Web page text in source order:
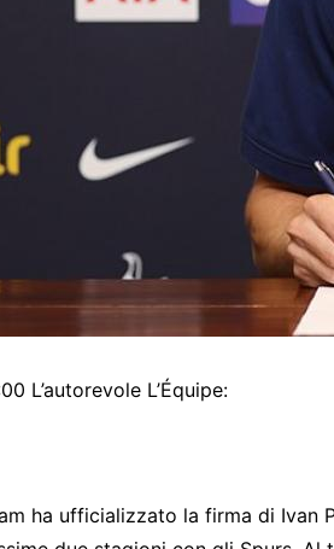
L’autorevole L’Équipe:
ha ufficializzato la firma di Ivan